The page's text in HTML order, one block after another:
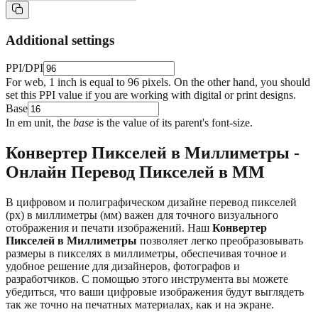
Additional settings
PPI/DPI
For web, 1 inch is equal to 96 pixels. On the other hand, you should
set this PPI value if you are working with digital or print designs.
Base
In em unit, the base is the value of its parent's font-size.
Конвертер Пикселей в Миллиметры -
Онлайн Перевод Пикселей в ММ
В цифровом и полиграфическом дизайне перевод пикселей
(px) в миллиметры (мм) важен для точного визуального
отображения и печати изображений. Наш Конвертер
Пикселей в Миллиметры позволяет легко преобразовывать
размеры в пикселях в миллиметры, обеспечивая точное и
удобное решение для дизайнеров, фотографов и
разработчиков. С помощью этого инструмента вы можете
убедиться, что ваши цифровые изображения будут выглядеть
так же точно на печатных материалах, как и на экране.